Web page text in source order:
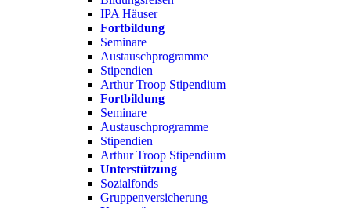
IPA Häuser
Fortbildung
Seminare
Austauschprogramme
Stipendien
Arthur Troop Stipendium
Fortbildung
Seminare
Austauschprogramme
Stipendien
Arthur Troop Stipendium
Unterstützung
Sozialfonds
Gruppenversicherung